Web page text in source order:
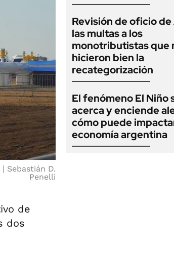
Sebastián D.
Penelli
de
dos
Revisión de oficio de
las multas a los
monotributistas que
hicieron bien la
recategorización
El fenómeno El Niño
acerca y enciende
cómo puede
economía argentina